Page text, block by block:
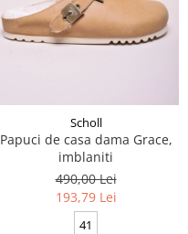
Scholl
Papuci de casa dama Grace,
imblaniti
490,00 Lei
193,79 Lei
41